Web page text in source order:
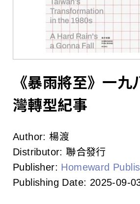
h
r
A
s
s
《暴雨將至》一九
灣轉型紀事
Author:楊渡
Distributor: 聯合發行
Publisher: Homeward
Publishing Date: 2025-09-